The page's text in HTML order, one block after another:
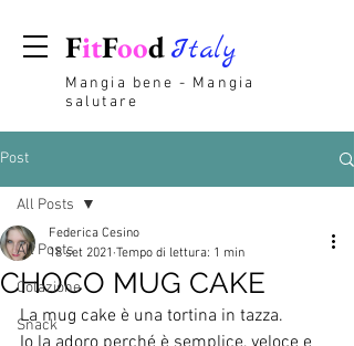
FitFoodItaly
Mangia bene - Mangia
salutare
Post
All Posts
Colazione
Snack
All Posts
CHOCO MUG CAKE
Federica Cesino
18 set 2021 Tempo di lettura: 1 min
La mug cake è una tortina in tazza.